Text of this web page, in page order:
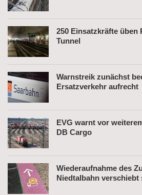
250 Einsatzkräfte üben
Tunnel
Warnstreik zunächst
Ersatzverkehr aufrecht
EVG warnt vor
DB Cargo
Wiederaufnahme des
Niedtalbahn verschiebt